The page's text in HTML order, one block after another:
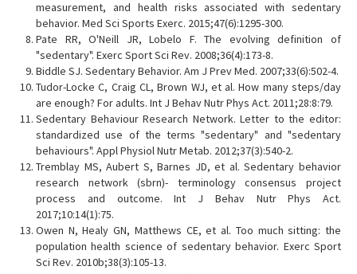
measurement, and health risks associated with sedentary
behavior. Med Sci Sports Exerc. 2015;47(6):1295-300.
Pate RR, O'Neill JR, Lobelo F. The evolving definition of
"sedentary". Exerc Sport Sci Rev. 2008;36(4):173-8.
Biddle SJ. Sedentary Behavior. Am J Prev Med. 2007;33(6):502-4.
Tudor-Locke C, Craig CL, Brown WJ, et al. How many steps/day
are enough? For adults. Int J Behav Nutr Phys Act. 2011;28:8:79.
Sedentary Behaviour Research Network. Letter to the editor:
standardized use of the terms "sedentary" and "sedentary
behaviours". Appl Physiol Nutr Metab. 2012;37(3):540-2.
Tremblay MS, Aubert S, Barnes JD, et al. Sedentary behavior
research network (sbrn)- terminology consensus project
process and outcome. Int J Behav Nutr Phys Act.
2017;10:14(1):75.
Owen N, Healy GN, Matthews CE, et al. Too much sitting: the
population health science of sedentary behavior. Exerc Sport
Sci Rev. 2010b;38(3):105-13.